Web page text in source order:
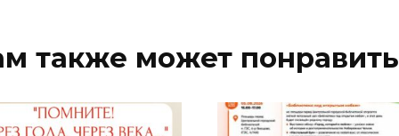
также может